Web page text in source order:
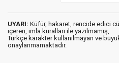
UYARI: Küfür, hakaret, rencide edici
içeren, imla kuralları ile yazılmamış,
Türkçe karakter kullanılmayan ve
onaylanmamaktadır.